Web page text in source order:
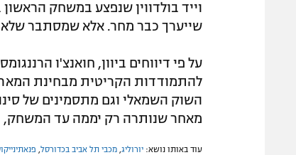
וייד בולדווין שנפצע במשחק
שייערך כבר מחר. אלא שמסתבר שלא
על פי דיווחים ביוון, חואנצ'ו
להתמודדות הקריטית מבחינת
השוק השמאלי וגם מתסמינים של
מאחר שנותרה רק יממה עד המשחק,
עוד באותו נושא: יורוליג מכבי תל אביב בכדורסל